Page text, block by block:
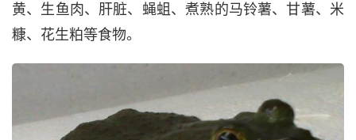
黄、生鱼肉、肝脏、蝇蛆、煮熟的马铃薯、甘薯、米
糠、花生粕等食物。